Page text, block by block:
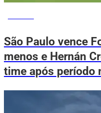
São Paulo vence
menos e Hernán
time após período